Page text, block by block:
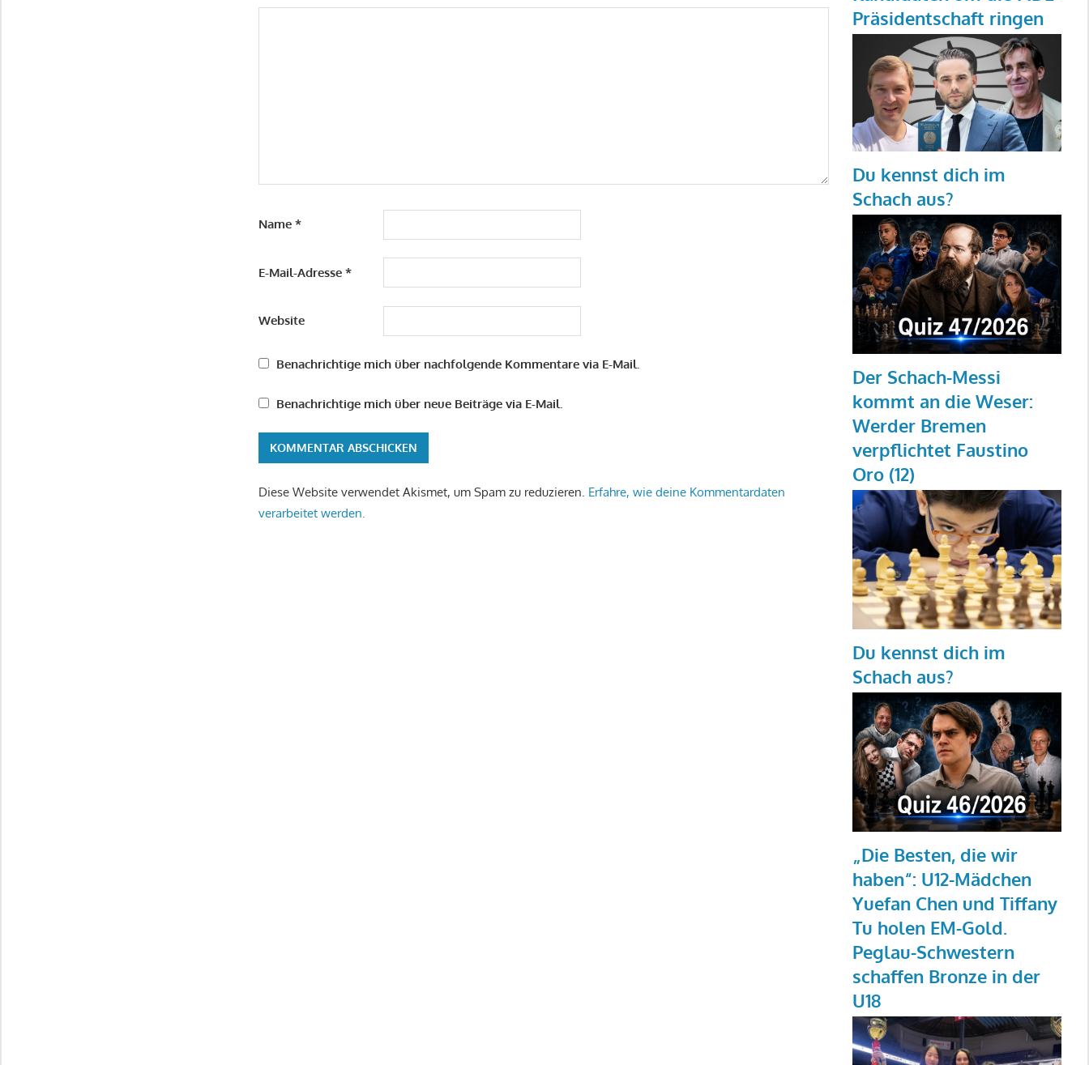
Name*
E-Mail-Adresse*
Website
Benachrichtige mich über nachfolgende Kommentare via E-Mail.
Benachrichtige mich über neue Beiträge via E-Mail.
Diese Website verwendet Akismet, um Spam zu reduzieren. Erfahre, wie deine Kommentardaten
verarbeitet werden.
Präsidentschaft ringen
Du kennst dich im
Schach aus?
Der Schach-Messi
kommt an die Weser:
Werder Bremen
verpflichtet Faustino
Oro (12)
Du kennst dich im
Schach aus?
„Die Besten, die wir
haben“: U12-Mädchen
Yuefan Chen und Tiffany
Tu holen EM-Gold.
Peglau-Schwestern
schaffen Bronze in der
U18